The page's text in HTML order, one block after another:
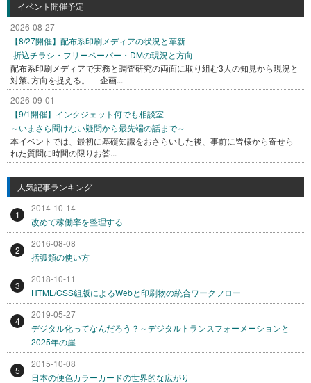
イベント開催予定
2026-08-27
【8/27開催】配布系印刷メディアの状況と革新
-折込チラシ・フリーペーパー・DMの現況と方向-
配布系印刷メディアで実務と調査研究の両面に取り組む3人の知見から現況と
対策､方向を捉える。 企画...
2026-09-01
【9/1開催】インクジェット何でも相談室
～いまさら聞けない疑問から最先端の話まで～
本イベントでは、最初に基礎知識をおさらいした後、事前に皆様から寄せら
れた質問に時間の限りお答...
人気記事ランキング
1
2014-10-14
改めて稼働率を整理する
2
2016-08-08
括弧類の使い方
3
2018-10-11
HTML/CSS組版によるWebと印刷物の統合ワークフロー
4
2019-05-27
デジタル化ってなんだろう？～デジタルトランスフォーメーションと
2025年の崖
5
2015-10-08
日本の便色カラーカードの世界的な広がり